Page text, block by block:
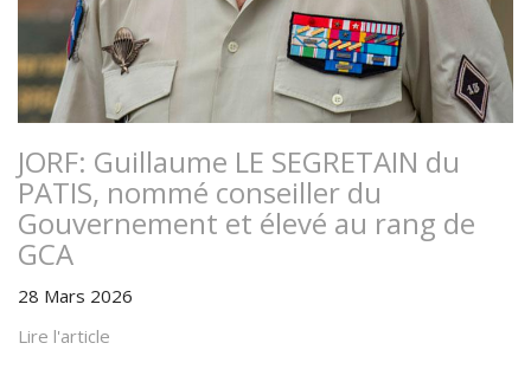
JORF: Guillaume LE SEGRETAIN du
PATIS, nommé conseiller du
Gouvernement et élevé au rang de
GCA
28 Mars 2026
Lire l'article